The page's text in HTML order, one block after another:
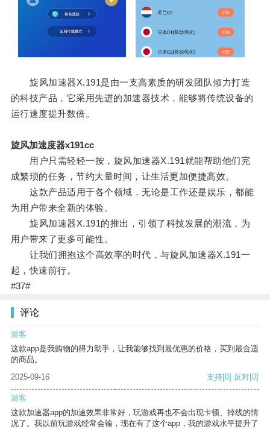
旋风加速器X.191是由一支高素质的研发团队倾力打造
的科技产品，它采用先进的加速器技术，能够将传统设备的
运行速度提升数倍。
旋风加速度器x191cc
用户只需轻轻一按，旋风加速器X.191就能帮助他们完
成繁琐的任务，节约大量时间，让生活更加便捷高效。
这款产品适用于各个领域，无论是工作还是娱乐，都能
为用户带来全新的体验。
旋风加速器X.191的推出，引领了科技发展的潮流，为
用户带来了更多可能性。
让我们拥抱这个高效率的时代，与旋风加速器X.191一
起，快速前行。
#37#
评论
游客
这款app是我购物的得力助手，让我能够找到最优惠的价格，买到最合适
的商品。
2025-09-16
支持[0] 反对[0]
游客
这款加速器app的加速效果非常好，玩游戏再也不会出现卡顿、掉线的情
况了。我以前玩游戏经常会输，现在有了这个app，我的游戏水平提升了